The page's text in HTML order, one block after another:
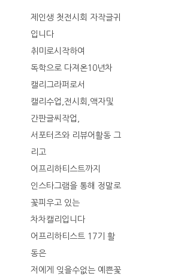
제인생 첫전시회 자작글귀
입니다
취미로시작하여
독학으로 다져온10년차
캘리그라퍼로서
캘리수업,전시회,액자및
간판글씨작업,
서포터즈와 리뷰어활동 그
리고
어프리하티스트까지
인스타그램을 통해 정말로
꽃피우고 있는
차차캘리입니다
어프리하티스트 17기 활
동은
저에게 잊을수없는 예쁜꽃